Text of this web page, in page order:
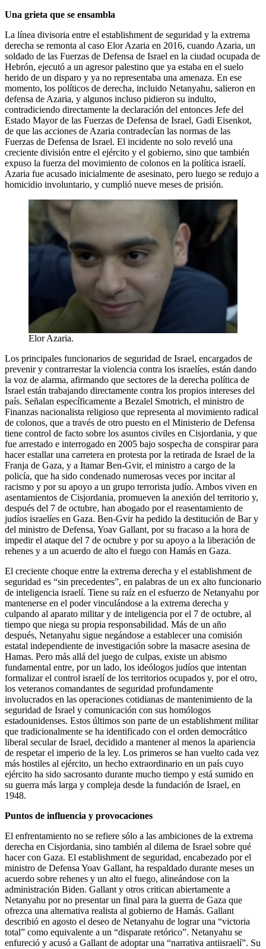
Una grieta que se ensambla
La línea divisoria entre el establishment de seguridad y la extrema
derecha se remonta al caso Elor Azaria en 2016, cuando Azaria, un
soldado de las Fuerzas de Defensa de Israel en la ciudad ocupada de
Hebrón, ejecutó a un agresor palestino que ya estaba en el suelo
herido de un disparo y ya no representaba una amenaza. En ese
momento, los políticos de derecha, incluido Netanyahu, salieron en
defensa de Azaria, y algunos incluso pidieron su indulto,
contradiciendo directamente la declaración del entonces Jefe del
Estado Mayor de las Fuerzas de Defensa de Israel, Gadi Eisenkot,
de que las acciones de Azaria contradecían las normas de las
Fuerzas de Defensa de Israel. El incidente no solo reveló una
creciente división entre el ejército y el gobierno, sino que también
expuso la fuerza del movimiento de colonos en la política israelí.
Azaria fue acusado inicialmente de asesinato, pero luego se redujo a
homicidio involuntario, y cumplió nueve meses de prisión.
Elor Azaria.
Los principales funcionarios de seguridad de Israel, encargados de
prevenir y contrarrestar la violencia contra los israelíes, están dando
la voz de alarma, afirmando que sectores de la derecha política de
Israel están trabajando directamente contra los propios intereses del
país. Señalan específicamente a Bezalel Smotrich, el ministro de
Finanzas nacionalista religioso que representa al movimiento radical
de colonos, que a través de otro puesto en el Ministerio de Defensa
tiene control de facto sobre los asuntos civiles en Cisjordania, y que
fue arrestado e interrogado en 2005 bajo sospecha de conspirar para
hacer estallar una carretera en protesta por la retirada de Israel de la
Franja de Gaza, y a Itamar Ben-Gvir, el ministro a cargo de la
policía, que ha sido condenado numerosas veces por incitar al
racismo y por su apoyo a un grupo terrorista judío. Ambos viven en
asentamientos de Cisjordania, promueven la anexión del territorio y,
después del 7 de octubre, han abogado por el reasentamiento de
judíos israelíes en Gaza. Ben-Gvir ha pedido la destitución de Bar y
del ministro de Defensa, Yoav Gallant, por su fracaso a la hora de
impedir el ataque del 7 de octubre y por su apoyo a la liberación de
rehenes y a un acuerdo de alto el fuego con Hamás en Gaza.
El creciente choque entre la extrema derecha y el establishment de
seguridad es “sin precedentes”, en palabras de un ex alto funcionario
de inteligencia israelí. Tiene su raíz en el esfuerzo de Netanyahu por
mantenerse en el poder vinculándose a la extrema derecha y
culpando al aparato militar y de inteligencia por el 7 de octubre, al
tiempo que niega su propia responsabilidad. Más de un año
después, Netanyahu sigue negándose a establecer una comisión
estatal independiente de investigación sobre la masacre asesina de
Hamas. Pero más allá del juego de culpas, existe un abismo
fundamental entre, por un lado, los ideólogos judíos que intentan
formalizar el control israelí de los territorios ocupados y, por el otro,
los veteranos comandantes de seguridad profundamente
involucrados en las operaciones cotidianas de mantenimiento de la
seguridad de Israel y comunicación con sus homólogos
estadounidenses. Estos últimos son parte de un establishment militar
que tradicionalmente se ha identificado con el orden democrático
liberal secular de Israel, decidido a mantener al menos la apariencia
de respetar el imperio de la ley. Los primeros se han vuelto cada vez
más hostiles al ejército, un hecho extraordinario en un país cuyo
ejército ha sido sacrosanto durante mucho tiempo y está sumido en
su guerra más larga y compleja desde la fundación de Israel, en
1948.
Puntos de influencia y provocaciones
El enfrentamiento no se refiere sólo a las ambiciones de la extrema
derecha en Cisjordania, sino también al dilema de Israel sobre qué
hacer con Gaza. El establishment de seguridad, encabezado por el
ministro de Defensa Yoav Gallant, ha respaldado durante meses un
acuerdo sobre rehenes y un alto el fuego, alineándose con la
administración Biden. Gallant y otros critican abiertamente a
Netanyahu por no presentar un final para la guerra de Gaza que
ofrezca una alternativa realista al gobierno de Hamás. Gallant
describió en agosto el deseo de Netanyahu de lograr una “victoria
total” como equivalente a un “disparate retórico”. Netanyahu se
enfureció y acusó a Gallant de adoptar una “narrativa antiisraelí”. Su